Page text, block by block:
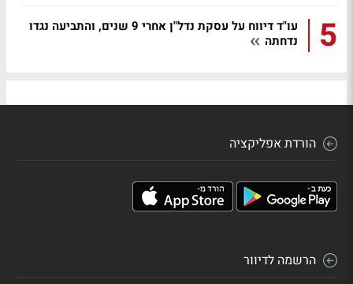
5
עו"ד דיווח על עסקת נדל"ן אחרי 9 שנים, והתביעה נגדו
נדחתה
הורדת אפליקציה
הרשמה לדיוור